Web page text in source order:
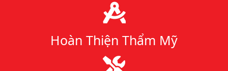
Hoàn Thiện Thẩm Mỹ